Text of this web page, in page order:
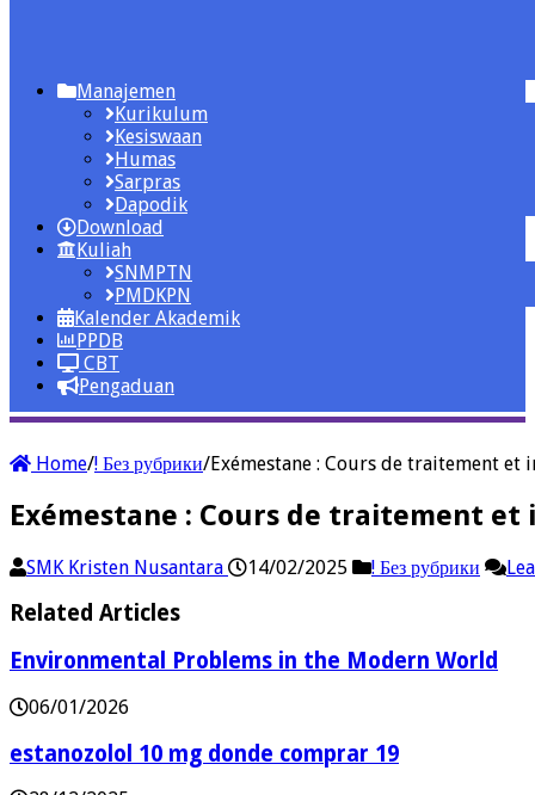
Manajemen
Kurikulum
Kesiswaan
Humas
Sarpras
Dapodik
Download
Kuliah
SNMPTN
PMDKPN
Kalender Akademik
PPDB
CBT
Pengaduan
Home/! Без рубрики/Exémestane : Cours de traitement et
Exémestane : Cours de traitement
SMK Kristen Nusantara 14/02/2025 ! Без рубрики
Related Articles
Environmental Problems in the Modern World
06/01/2026
estanozolol 10 mg donde comprar 19